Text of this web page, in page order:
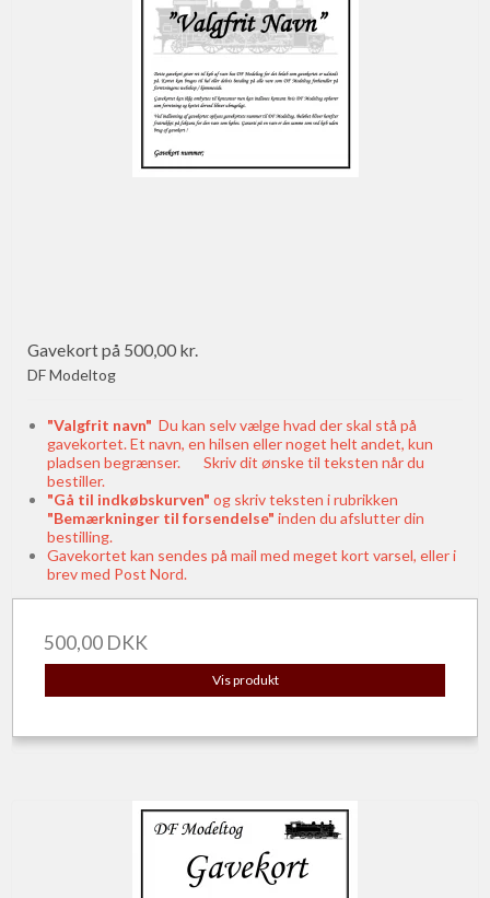
Gavekort på 500,00 kr.
DF Modeltog
"Valgfrit navn" Du kan selv vælge hvad der skal stå på
gavekortet. Et navn, en hilsen eller noget helt andet, kun
pladsen begrænser. Skriv dit ønske til teksten når du
bestiller.
"Gå til indkøbskurven" og skriv teksten i rubrikken
"Bemærkninger til forsendelse" inden du afslutter din
bestilling.
Gavekortet kan sendes på mail med meget kort varsel, eller i
brev med Post Nord.
500,00 DKK
Vis produkt